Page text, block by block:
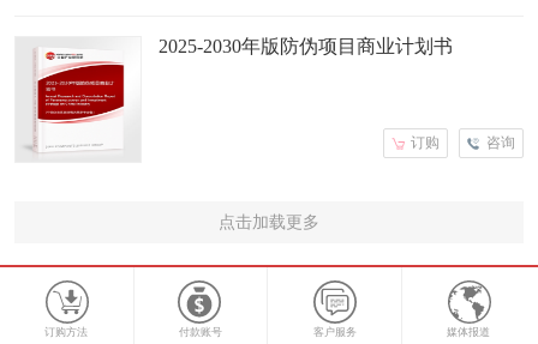
2025-2030年版防伪项目商业计划书
咨询
订购
点击加载更多
订购方法 付款账号 客户服务 媒体报道